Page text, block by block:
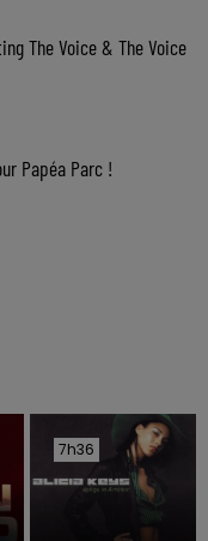
The Voice & The Voice
Papéa Parc !
7h36
7h36